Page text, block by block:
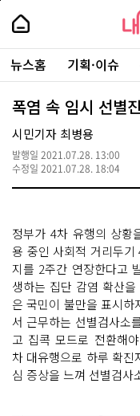
본
로
가
내
손
안
에
서
울
-
서
울
시
대
표
소
털
내
손
에
울
주
요
서
뉴스홈 기획·이슈
폭염 속 임시 선별
시민기자 최병용
발행일 2021.07.28. 13:00
수정일 2021.07.28. 18:04
정부가 4차 유행의 상황
용 중인 사회적 거리두
지를 2주간 연장한다고
생하는 집단 감염 확산
은 국민이 불만을 표시하
서 근무하는 선별검사소
고 집콕 모드로 전환해
차 대유행으로 하루 확
심 증상을 느껴 선별검사
페
상
단
로